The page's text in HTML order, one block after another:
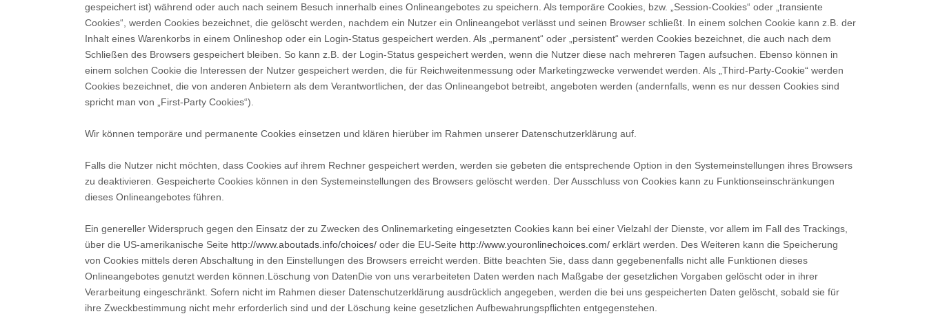
gespeichert ist) während oder auch nach seinem Besuch innerhalb eines Onlineangebotes zu speichern. Als temporäre Cookies, bzw. „Session-Cookies“ oder „transiente
Cookies“, werden Cookies bezeichnet, die gelöscht werden, nachdem ein Nutzer ein Onlineangebot verlässt und seinen Browser schließt. In einem solchen Cookie kann z.B. der
Inhalt eines Warenkorbs in einem Onlineshop oder ein Login-Status gespeichert werden. Als „permanent“ oder „persistent“ werden Cookies bezeichnet, die auch nach dem
Schließen des Browsers gespeichert bleiben. So kann z.B. der Login-Status gespeichert werden, wenn die Nutzer diese nach mehreren Tagen aufsuchen. Ebenso können in
einem solchen Cookie die Interessen der Nutzer gespeichert werden, die für Reichweitenmessung oder Marketingzwecke verwendet werden. Als „Third-Party-Cookie“ werden
Cookies bezeichnet, die von anderen Anbietern als dem Verantwortlichen, der das Onlineangebot betreibt, angeboten werden (andernfalls, wenn es nur dessen Cookies sind
spricht man von „First-Party Cookies“).
Wir können temporäre und permanente Cookies einsetzen und klären hierüber im Rahmen unserer Datenschutzerklärung auf.
Falls die Nutzer nicht möchten, dass Cookies auf ihrem Rechner gespeichert werden, werden sie gebeten die entsprechende Option in den Systemeinstellungen ihres Browsers
zu deaktivieren. Gespeicherte Cookies können in den Systemeinstellungen des Browsers gelöscht werden. Der Ausschluss von Cookies kann zu Funktionseinschränkungen
dieses Onlineangebotes führen.
Ein genereller Widerspruch gegen den Einsatz der zu Zwecken des Onlinemarketing eingesetzten Cookies kann bei einer Vielzahl der Dienste, vor allem im Fall des Trackings,
über die US-amerikanische Seite http://www.aboutads.info/choices/oder die EU-Seite http://www.youronlinechoices.com/erklärt werden. Des Weiteren kann die Speicherung
von Cookies mittels deren Abschaltung in den Einstellungen des Browsers erreicht werden. Bitte beachten Sie, dass dann gegebenenfalls nicht alle Funktionen dieses
Onlineangebotes genutzt werden können.Löschung von DatenDie von uns verarbeiteten Daten werden nach Maßgabe der gesetzlichen Vorgaben gelöscht oder in ihrer
Verarbeitung eingeschränkt. Sofern nicht im Rahmen dieser Datenschutzerklärung ausdrücklich angegeben, werden die bei uns gespeicherten Daten gelöscht, sobald sie für
ihre Zweckbestimmung nicht mehr erforderlich sind und der Löschung keine gesetzlichen Aufbewahrungspflichten entgegenstehen.